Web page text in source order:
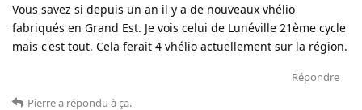
Vous savez si depuis un an il y a de nouveaux vhélio
fabriqués en Grand Est. Je vois celui de Lunéville 21ème cycle
mais c'est tout. Cela ferait 4 vhélio actuellement sur la région.
Répondre
Pierrea répondu à ça.